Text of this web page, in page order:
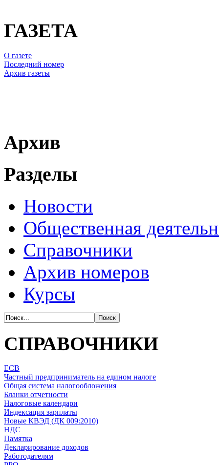
ГАЗЕТА
О газете
Последний номер
Архив газеты
Архив
Разделы
Новости
Общественная
Справочники
Архив номеров
Курсы
СПРАВОЧНИКИ
ЕСВ
Частный предприниматель на едином налоге
Общая система налогообложения
Бланки отчетности
Налоговые календари
Индексация зарплаты
Новые КВЭД (ДК 009:2010)
НДС
Памятка
Декларирование доходов
Работодателям